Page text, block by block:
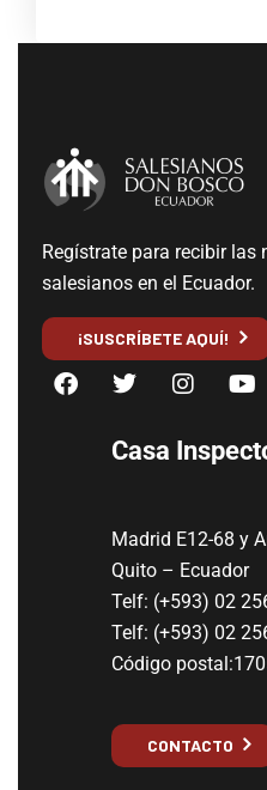
Regístrate para recibir las
salesianos en el Ecuador.
¡SUSCRÍBETE AQUÍ!
Casa
Madrid E12-68 y
Quito – Ecuador
Telf: (+593) 02
Telf: (+593) 02
Código
CONTACTO